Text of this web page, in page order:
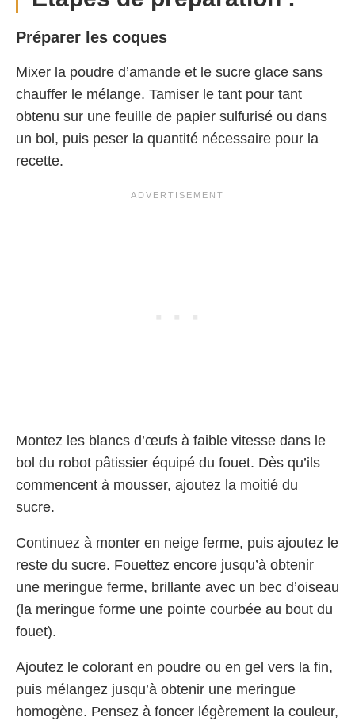
Préparer les coques
Mixer la poudre d’amande et le sucre glace sans
chauffer le mélange. Tamiser le tant pour tant
obtenu sur une feuille de papier sulfurisé ou dans
un bol, puis peser la quantité nécessaire pour la
recette.
Montez les blancs d’œufs à faible vitesse dans le
bol du robot pâtissier équipé du fouet. Dès qu’ils
commencent à mousser, ajoutez la moitié du
sucre.
Continuez à monter en neige ferme, puis ajoutez le
reste du sucre. Fouettez encore jusqu’à obtenir
une meringue ferme, brillante avec un bec d’oiseau
(la meringue forme une pointe courbée au bout du
fouet).
Ajoutez le colorant en poudre ou en gel vers la fin,
puis mélangez jusqu’à obtenir une meringue
homogène. Pensez à foncer légèrement la couleur,